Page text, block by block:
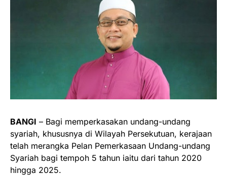
BANGI – Bagi memperkasakan undang-undang
syariah, khususnya di Wilayah Persekutuan, kerajaan
telah merangka Pelan Pemerkasaan Undang-undang
Syariah bagi tempoh 5 tahun iaitu dari tahun 2020
hingga 2025.